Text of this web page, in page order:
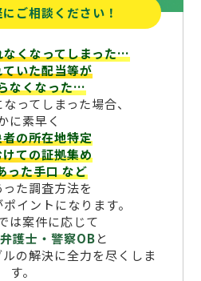
ご相談ください！
なくなってしまった…
いた配当等が
なくなった…
ってしまった場合、
に素早く
の所在地特定
ての証拠集め
った手口など
た調査方法を
イントになります。
は案件に応じて
護士・警察OBと
の解決に全力を尽くしま
す。